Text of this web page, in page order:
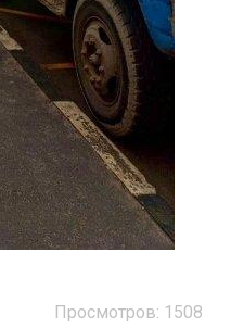
Просмотров: 1508